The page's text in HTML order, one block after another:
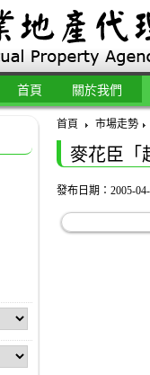
首頁 關於我們
首頁 市場走勢
麥花臣「
發布日期：2005-